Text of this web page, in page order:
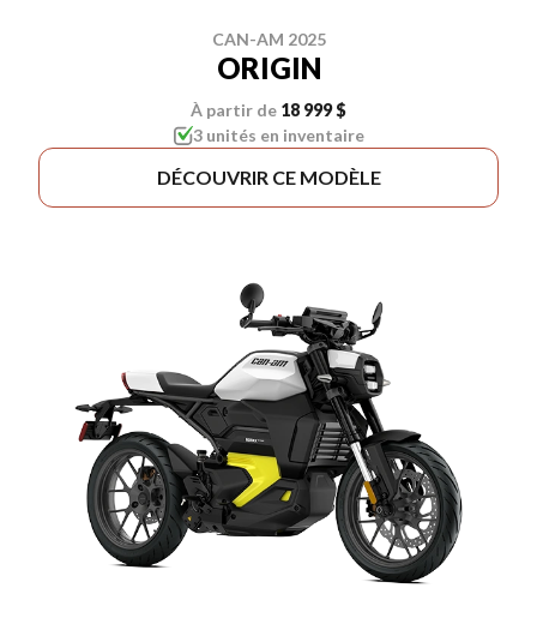
CAN-AM 2025
ORIGIN
À partir de 18 999 $
3 unités en inventaire
DÉCOUVRIR CE MODÈLE